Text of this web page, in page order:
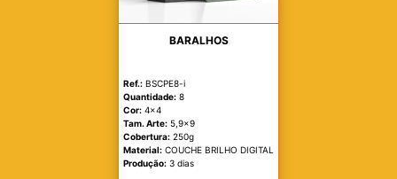
BARALHOS
Ref.: BSCPE8-i
Quantidade: 8
Cor: 4x4
Tam. Arte: 5,9x9
Cobertura: 250g
Material: COUCHE BRILHO DIGITAL
Produção: 3 dias